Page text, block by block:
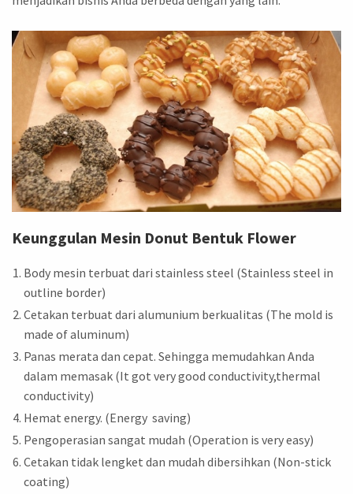
Keunggulan Mesin Donut Bentuk Flower
Body mesin terbuat dari stainless steel (Stainless steel in
outline border)
Cetakan terbuat dari alumunium berkualitas (The mold is
made of aluminum)
Panas merata dan cepat. Sehingga memudahkan Anda
dalam memasak (It got very good conductivity,thermal
conductivity)
Hemat energy. (Energy saving)
Pengoperasian sangat mudah (Operation is very easy)
Cetakan tidak lengket dan mudah dibersihkan (Non-stick
coating)